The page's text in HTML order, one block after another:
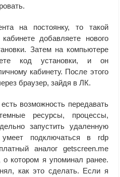
на постоянку, то такой
добавляете нового
Затем на компьютере
код установки, и он
кабинету. После этого
браузер, зайдя в ЛК.
возможность передавать
ресурсы, процессы,
запустить удаленную
подключаться в rdp
аналог getscreen.me
о котором я упоминал ранее.
как это сделать. Если я